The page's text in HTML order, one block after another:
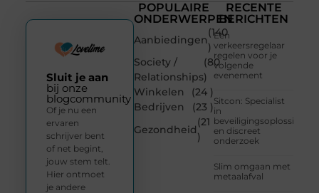
POPULAIRE
ONDERWERPEN
Aanbiedingen
(140
)
Society /
Relationships
(80
)
Winkelen
(24 )
Bedrijven
(23 )
Gezondheid
(21
)
RECENTE
BERICHTEN
Een
verkeersregelaar
regelen voor je
volgende
evenement
Sitcon: Specialist
in
beveiligingsoplossingen
en discreet
onderzoek
Slim omgaan met
metaalafval
Sluit je aan
bij onze
blogcommunity
Of je nu een
ervaren
schrijver bent
of net begint,
jouw stem telt.
Hier ontmoet
je andere